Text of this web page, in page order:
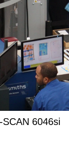
SCAN 6046si